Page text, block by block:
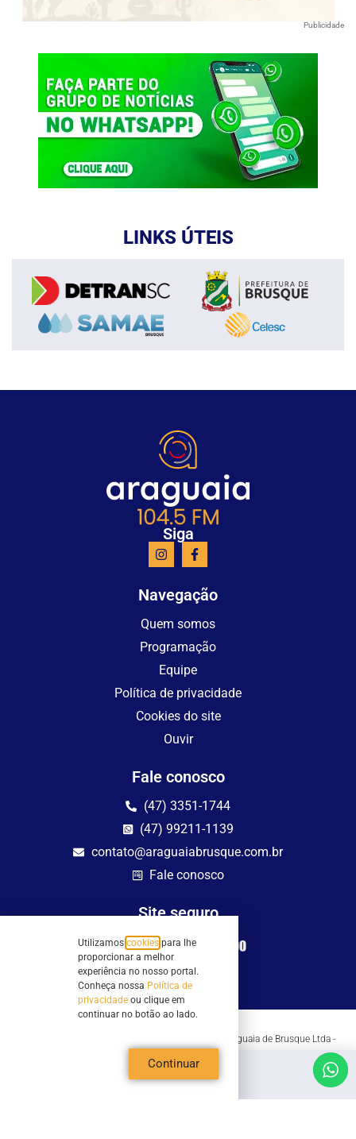
Publicidade
LINKS ÚTEIS
Siga
Navegação
Quem somos
Programação
Equipe
Política de privacidade
Cookies do site
Ouvir
Fale conosco
(47) 3351-1744
(47) 99211-1139
contato@araguaiabrusque.com.br
Fale conosco
Site seguro
Todos os direitos reservados - Sociedade Rádio Araguaia de Brusque Ltda -
CNPJ 82.983.230/0001-82
Mathilde Hoffmann, 66 - Centro II, Brusque, SC - 88353-120 - Centro Comercial
Copyright © 2026 | Rádio Araguaia
Utilizamos cookies para lhe
proporcionar a melhor
experiência no nosso portal.
Conheça nossa Política de
privacidade ou clique em
continuar no botão ao lado.
Continuar